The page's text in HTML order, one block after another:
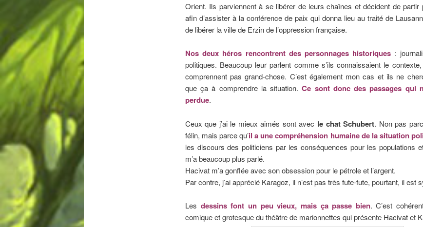
Orient. Ils parviennent à se libérer de leurs chaînes et décident de partir
afin d’assister à la conférence de paix qui donna lieu au traité de
de libérer la ville de Erzin de l’oppression française.
Nos deux héros rencontrent des personnages historiques :
politiques. Beaucoup leur parlent comme s’ils connaissaient le
comprennent pas grand-chose. C’est également mon cas et ils ne
que ça à comprendre la situation.Ce sont donc des passages qui
perdue.
Ceux que j’ai le mieux aimés sont avec le chat Schubert. Non pas
félin, mais parce qu’il a une compréhension humaine de la situation
les discours des politiciens par les conséquences pour les populations
m’a beaucoup plus parlé.
Hacivat m’a gonflée avec son obsession pour le pétrole et l’argent.
Par contre, j’ai apprécié Karagoz, il n’est pas très fute-fute, pourtant, il est
Les dessins font un peu vieux, mais ça passe bien. C’est
comique et grotesque du théâtre de marionnettes qui présente Hacivat et